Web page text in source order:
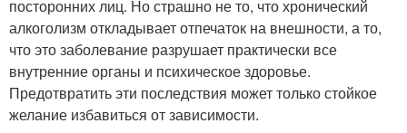
посторонних лиц. Но страшно не то, что хронический
алкоголизм откладывает отпечаток на внешности, а то,
что это заболевание разрушает практически все
внутренние органы и психическое здоровье.
Предотвратить эти последствия может только стойкое
желание избавиться от зависимости.